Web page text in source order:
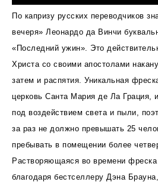
По капризу русских переводчиков
вечеря» Леонардо да Винчи
«Последний ужин». Это
Христа со своими апостолами
затем и распятия. Уникальная
церковь Санта Мария де Ла Грация,
под воздействием света и пыли,
за раз не должно превышать 25
пребывать в помещении более
Растворяющаяся во времени фреска
благодаря бестселлеру Дэна